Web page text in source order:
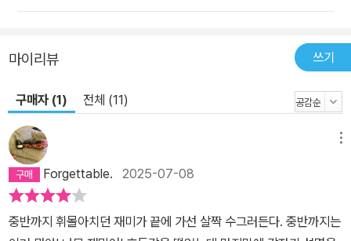
마이리뷰 쓰기
구매자 (1) 전체 (11)
Forgettable. 2025-07-08
중반까지 휘몰아치던 재미가 끝에 가선 살짝 수그러든다. 중반까지는